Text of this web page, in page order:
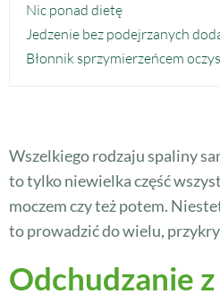
Nic ponad dietę
Jedzenie bez podejrzanych
Błonnik sprzymierzeńcem
Wszelkiego rodzaju spaliny
to tylko niewielka część
moczem czy też potem.
to prowadzić do wielu,
Odchudzanie